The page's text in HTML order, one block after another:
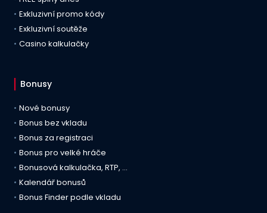
Exkluzivní promo kódy
Exkluzivní soutěže
Casino kalkulačky
Bonusy
Nové bonusy
Bonus bez vkladu
Bonus za registraci
Bonus pro velké hráče
Bonusová kalkulačka, RTP, …
Kalendář bonusů
Bonus Finder podle vkladu